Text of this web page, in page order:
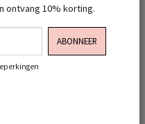
ontvang 10% korting.
ABONNEER